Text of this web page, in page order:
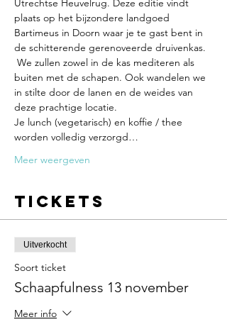
Utrechtse Heuvelrug. Deze editie vindt
plaats op het bijzondere landgoed
Bartimeus in Doorn waar je te gast bent in
de schitterende gerenoveerde druivenkas.
We zullen zowel in de kas mediteren als
buiten met de schapen. Ook wandelen we
in stilte door de lanen en de weides van
deze prachtige locatie.
Je lunch (vegetarisch) en koffie / thee
worden volledig verzorgd…
Meer weergeven
Tickets
Uitverkocht
Soort ticket
Schaapfulness 13 november
Meer info